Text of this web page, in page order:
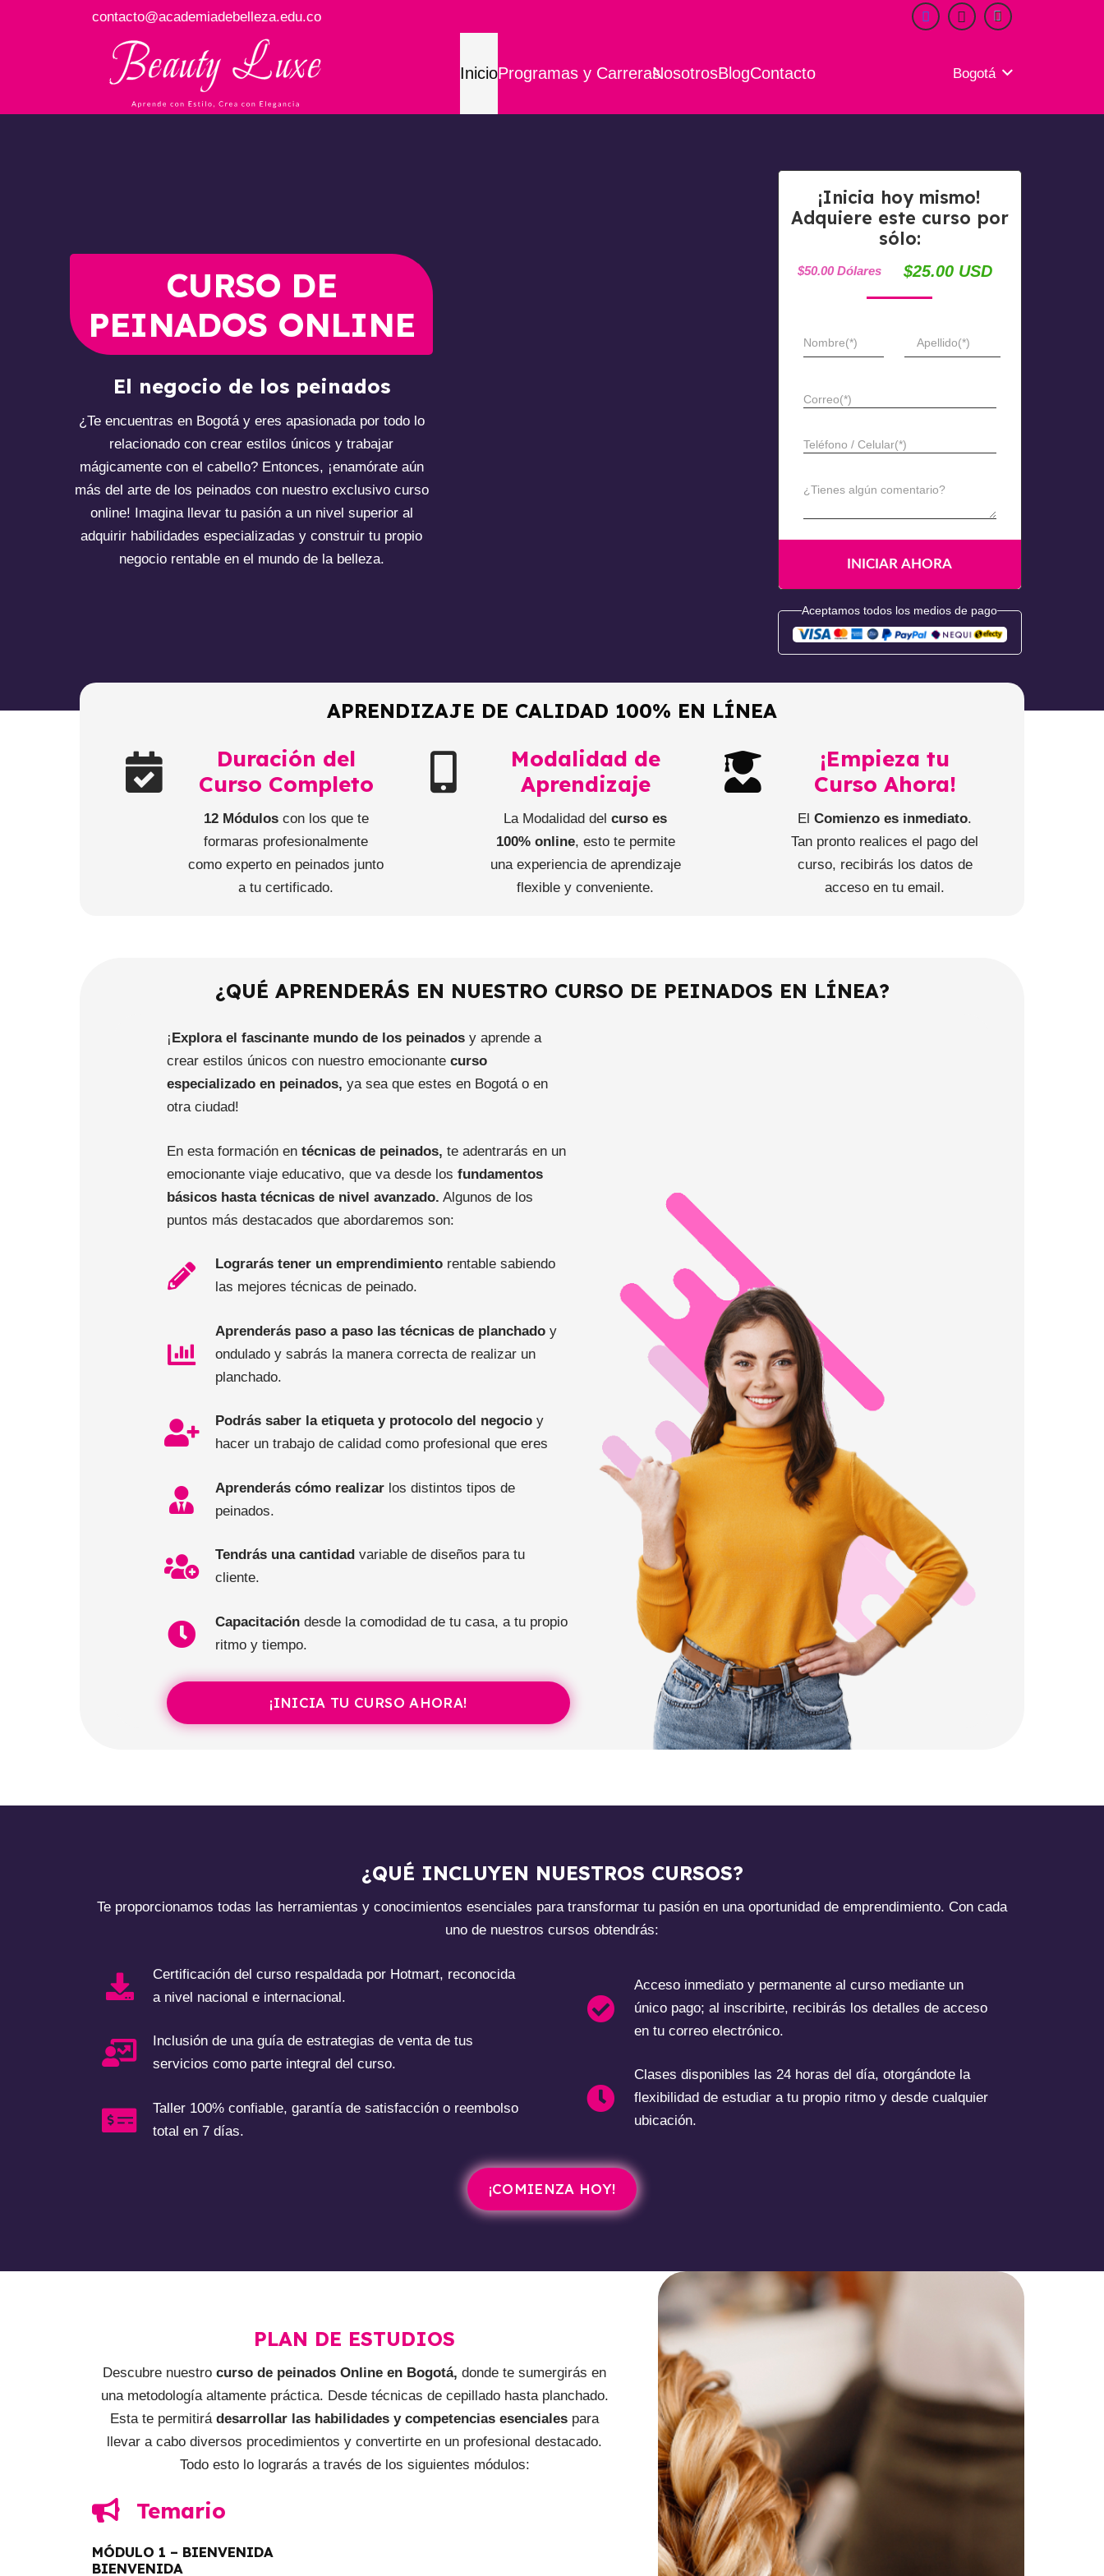
contacto@academiadebelleza.edu.co
InicioProgramas y CarrerasNosotrosBlogContacto Bogotá
CURSO DE
PEINADOS ONLINE
El negocio de los peinados
¿Te encuentras en Bogotá y eres apasionada por todo lo
relacionado con crear estilos únicos y trabajar
mágicamente con el cabello? Entonces, ¡enamórate aún
más del arte de los peinados con nuestro exclusivo curso
online! Imagina llevar tu pasión a un nivel superior al
adquirir habilidades especializadas y construir tu propio
negocio rentable en el mundo de la belleza.
¡Inicia hoy mismo!
Adquiere este curso por
sólo:
$50.00 Dólares $25.00 USD
Nombre(*) Apellido(*)
Correo(*)
Teléfono / Celular(*)
¿Tienes algún comentario?
Aceptamos todos los medios de pago
APRENDIZAJE DE CALIDAD 100% EN LÍNEA
Duración del
Curso Completo
12 Móduloscon los que te
formaras profesionalmente
como experto en peinados junto
a tu certificado.
Modalidad de
Aprendizaje
La Modalidad delcurso es
100% online, esto te permite
una experiencia de aprendizaje
flexible y conveniente.
¡Empieza tu
Curso Ahora!
ElComienzo es inmediato.
Tan pronto realices el pago del
curso, recibirás los datos de
acceso en tu email.
¿QUÉ APRENDERÁS EN NUESTRO CURSO DE PEINADOS EN LÍNEA?
¡ Explora el fascinante mundo de los peinadosy aprende a
crear estilos únicos con nuestro emocionante curso
especializado en peinados, ya sea que estes en Bogotá o en
otra ciudad!
En esta formación entécnicas de peinados, te adentrarás en un
emocionante viaje educativo, que va desde los fundamentos
básicos hasta técnicas de nivel avanzado. Algunos de los
puntos más destacados que abordaremos son:
Lograrás tener un emprendimientorentable sabiendo
las mejores técnicas de peinado.
Aprenderás paso a paso las técnicas de planchadoy
ondulado y sabrás la manera correcta de realizar un
planchado.
Podrás saber la etiqueta y protocolo del negocioy
hacer un trabajo de calidad como profesional que eres
Aprenderás cómo realizarlos distintos tipos de
peinados.
Tendrás una cantidad variable de diseños para tu
cliente.
Capacitación desde la comodidad de tu casa, a tu propio
ritmo y tiempo.
¡INICIA TU CURSO AHORA!
¿QUÉ INCLUYEN NUESTROS CURSOS?
Te proporcionamos todas las herramientas y conocimientos esenciales para transformar tu pasión en una oportunidad de emprendimiento. Con cada
uno de nuestros cursos obtendrás:
Certificación del curso respaldada por Hotmart, reconocida
a nivel nacional e internacional.
Inclusión de una guía de estrategias de venta de tus
servicios como parte integral del curso.
Taller 100% confiable, garantía de satisfacción o reembolso
total en 7 días.
Acceso inmediato y permanente al curso mediante un
único pago; al inscribirte, recibirás los detalles de acceso
en tu correo electrónico.
Clases disponibles las 24 horas del día, otorgándote la
flexibilidad de estudiar a tu propio ritmo y desde cualquier
ubicación.
¡COMIENZA HOY!
PLAN DE ESTUDIOS
Descubre nuestro curso de peinados Online en Bogotá, donde te sumergirás en
una metodología altamente práctica. Desde técnicas de cepillado hasta planchado.
Esta te permitirádesarrollar las habilidades y competencias esenciales para
llevar a cabo diversos procedimientos y convertirte en un profesional destacado.
Todo esto lo lograrás a través de los siguientes módulos:
Temario
MÓDULO 1 – BIENVENIDA
BIENVENIDA